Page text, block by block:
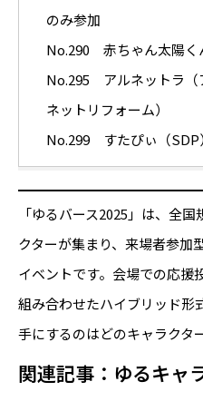
のみ参加
No.290 赤ちゃん太陽く
No.295 アルネットラ（
ネットリフォーム）
No.299 すたぴぃ（SDP）
「ゆるバース2025」は、全
クターが集まり、来場者参加
イベントです。会場での応援
組み合わせたハイブリッド形
手にするのはどのキャラクタ
関連記事：ゆるキャ